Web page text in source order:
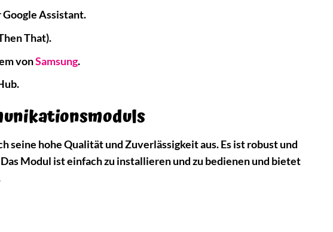
Assistant.
That).
vonSamsung.
seine hohe Qualität und Zuverlässigkeit aus. Es ist robust und
Modul ist einfach zu installieren und zu bedienen und bietet